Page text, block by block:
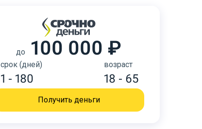
до 100 000 ₽
срок (дней)
1 - 180
возраст
18 - 65
Получить деньги